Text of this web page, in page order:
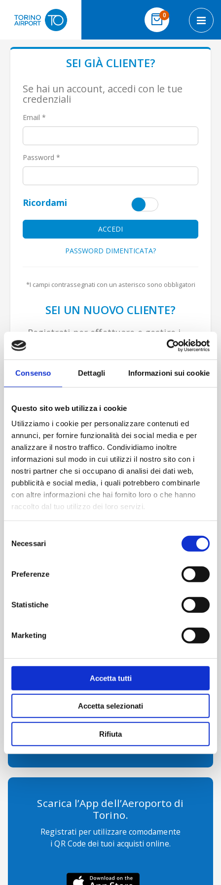
Consenso Dettagli Informazioni sui cookie
Questo sito web utilizza i cookie
Utilizziamo i cookie per personalizzare contenuti ed
annunci, per fornire funzionalità dei social media e per
analizzare il nostro traffico. Condividiamo inoltre
informazioni sul modo in cui utilizzi il nostro sito con i
nostri partner che si occupano di analisi dei dati web,
pubblicità e social media, i quali potrebbero combinarle
con altre informazioni che hai fornito loro o che hanno
raccolto dal tuo utilizzo dei loro servizi.
delNecessari
Preferenze
Statistiche
Marketing
Accetta tutti
Accetta selezionati
Rifiuta
Cart
0elementi
SEI GIÀ CLIENTE?
Se hai un account, accedi con le tue
credenziali
Email
Password
Ricordami
ACCEDI
PASSWORD DIMENTICATA?
SEI UN NUOVO CLIENTE?
Registrati per effettuare e gestire i
oppure
Accedi con Google
Contattaci per informazioni
Scarica l’App dell’Aeroporto di
Torino.
Registrati per utilizzare comodamente
i QR Code dei tuoi acquisti online.